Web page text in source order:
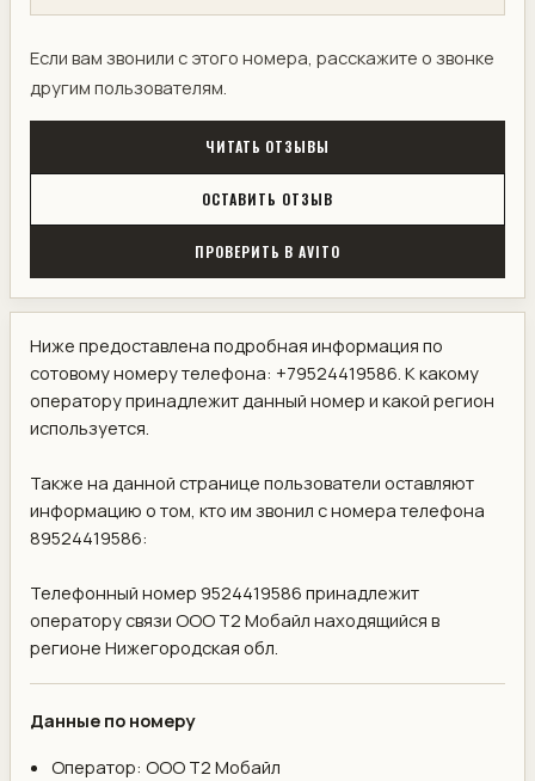
Если вам звонили с этого номера, расскажите о звонке
другим пользователям.
ЧИТАТЬ ОТЗЫВЫ
ОСТАВИТЬ ОТЗЫВ
ПРОВЕРИТЬ В AVITO
Ниже предоставлена подробная информация по
сотовому номеру телефона: +79524419586. К какому
оператору принадлежит данный номер и какой регион
используется.
Также на данной странице пользователи оставляют
информацию о том, кто им звонил с номера телефона
89524419586:
Телефонный номер 9524419586 принадлежит
оператору связи ООО Т2 Мобайл находящийся в
регионе Нижегородская обл.
Данные по номеру
Оператор: ООО Т2 Мобайл